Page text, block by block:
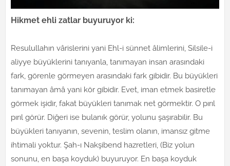
Hikmet ehli zatlar buyuruyor ki:
Resulullahın vârislerini yani Ehl-i sünnet âlimlerini, Silsile-i
aliyye büyüklerini tanıyanla, tanımayan insan arasındaki
fark, görenle görmeyen arasındaki fark gibidir. Bu büyükleri
tanımayan âmâ yani kör gibidir. Evet, iman etmek basiretle
görmek işidir, fakat büyükleri tanımak net görmektir. O pırıl
pırıl görür. Diğeri ise bulanık görür, yolunu şaşırabilir. Bu
büyükleri tanıyanın, sevenin, teslim olanın, imansız gitme
ihtimali yoktur. Şah-ı Nakşibend hazretleri, (Biz yolun
sonunu, en başa koyduk) buyuruyor. En başa koyduk